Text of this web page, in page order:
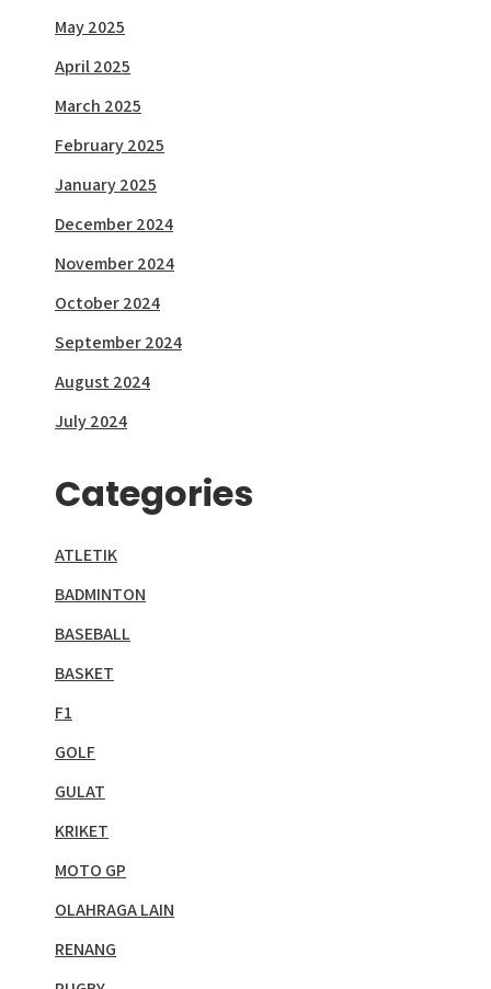
May 2025
April 2025
March 2025
February 2025
January 2025
December 2024
November 2024
October 2024
September 2024
August 2024
July 2024
Categories
ATLETIK
BADMINTON
BASEBALL
BASKET
F1
GOLF
GULAT
KRIKET
MOTO GP
OLAHRAGA LAIN
RENANG